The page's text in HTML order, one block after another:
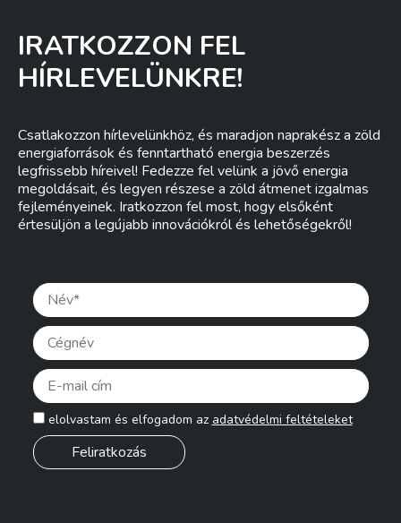
IRATKOZZON FEL
HÍRLEVELÜNKRE!
Csatlakozzon hírlevelünkhöz, és maradjon naprakész a zöld
energiaforrások és fenntartható energia beszerzés
legfrissebb híreivel! Fedezze fel velünk a jövő energia
megoldásait, és legyen részese a zöld átmenet izgalmas
fejleményeinek. Iratkozzon fel most, hogy elsőként
értesüljön a legújabb innovációkról és lehetőségekről!
elolvastam és elfogadom az adatvédelmi feltételeket